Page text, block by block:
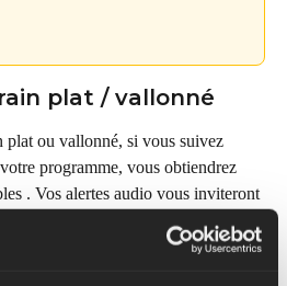
plat / vallonné
plat ou vallonné, si vous suivez
programme, vous obtiendrez
. Vos alertes audio vous inviteront